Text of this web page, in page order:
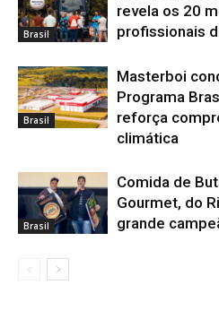
Brasil
revela os 20
profissionais
Brasil
Masterboi
Programa
reforça
climática
Brasil
Comida de
Gourmet, do
grande